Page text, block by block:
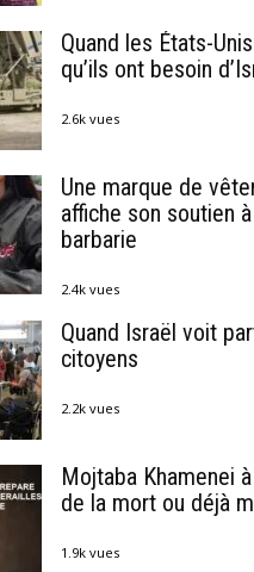
Quand les États-
qu’ils ont besoin
2.6k vues
Une marque de
affiche son soutien
barbarie
2.4k vues
Quand Israël voit
citoyens
2.2k vues
Mojtaba Khamenei
de la mort ou déjà
1.9k vues